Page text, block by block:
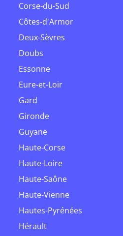
Corse-du-Sud
Côtes-d'Armor
Deux-Sèvres
Doubs
Essonne
Eure-et-Loir
Gard
Gironde
Guyane
Haute-Corse
Haute-Loire
Haute-Saône
Haute-Vienne
Hautes-Pyrénées
Hérault